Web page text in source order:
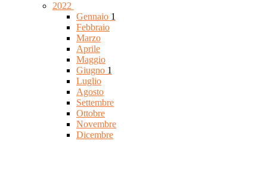
2022
Gennaio 1
Febbraio
Marzo
Aprile
Maggio
Giugno 1
Luglio
Agosto
Settembre
Ottobre
Novembre
Dicembre